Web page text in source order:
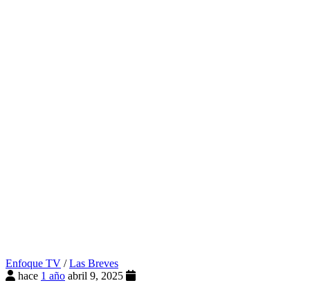
Enfoque TV /Las Breves
hace 1 año abril 9, 2025